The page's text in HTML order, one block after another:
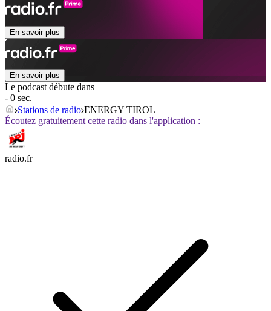
En savoir plus
En savoir plus
Le podcast débute dans
- 0 sec.
Stations de radio ENERGY TIROL
Écoutez gratuitement cette radio dans l'application :
radio.fr